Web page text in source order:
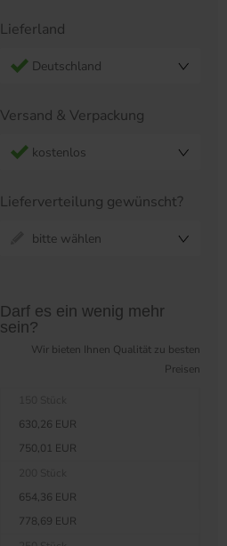
Lieferland
Deutschland
Versand & Verpackung
kostenlos
Lieferverteilung gewünscht?
bitte wählen
Darf es ein wenig mehr
sein?
Wir bieten Ihnen Qualität zu besten
Preisen
630,26 EUR
750,01 EUR
654,36 EUR
778,69 EUR